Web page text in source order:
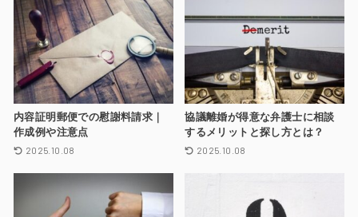
内容証明郵便での慰謝料請求｜
作成例や注意点
2025.10.08
協議離婚が得意な弁護士に相談
するメリットと探し方とは？
2025.10.08